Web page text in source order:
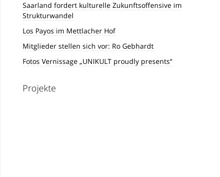
Saarland fordert kulturelle Zukunftsoffensive im
Strukturwandel
Los Payos im Mettlacher Hof
Mitglieder stellen sich vor: Ro Gebhardt
Fotos Vernissage „UNIKULT proudly presents“
Projekte